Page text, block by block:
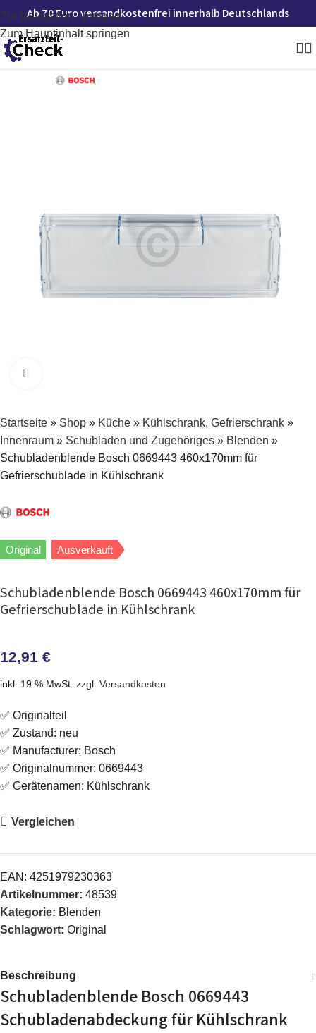
Zur Navigation springen
Zum Hauptinhalt springen
Ab 70 Euro versandkostenfrei innerhalb Deutschlands
Startseite » Shop » Küche » Kühlschrank, Gefrierschrank »
Innenraum » Schubladen und Zugehöriges » Blenden »
Schubladenblende Bosch 0669443 460x170mm für
Gefrierschublade in Kühlschrank
Original Ausverkauft
Schubladenblende Bosch 0669443 460x170mm für
Gefrierschublade in Kühlschrank
12,91 €
inkl. 19 % MwSt. zzgl. Versandkosten
✅ Originalteil
✅ Zustand: neu
✅ Manufacturer: Bosch
✅ Originalnummer: 0669443
✅ Gerätenamen: Kühlschrank
Vergleichen
EAN: 4251979230363
Artikelnummer: 48539
Kategorie: Blenden
Schlagwort: Original
Beschreibung
Schubladenblende Bosch 0669443
Schubladenabdeckung für Kühlschrank